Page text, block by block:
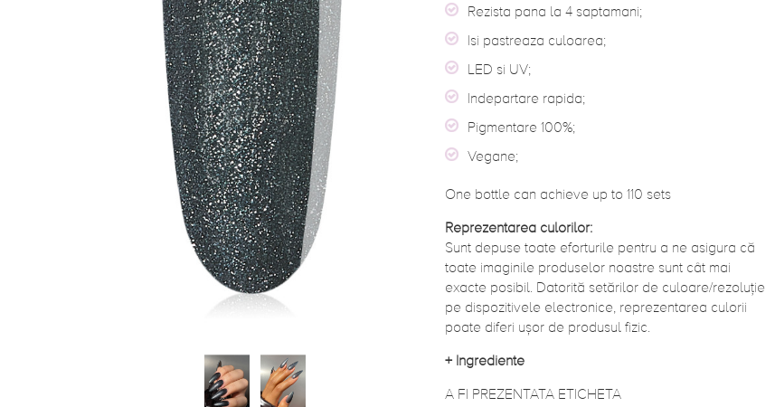
Rezista pana la 4 saptamani;
Isi pastreaza culoarea;
LED si UV;
Indepartare rapida;
Pigmentare 100%;
Vegane;
One bottle can achieve up to 110 sets
Reprezentarea culorilor:
Sunt depuse toate eforturile pentru a ne asigura că
toate imaginile produselor noastre sunt cât mai
exacte posibil. Datorită setărilor de culoare/rezoluție
pe dispozitivele electronice, reprezentarea culorii
poate diferi ușor de produsul fizic.
+ Ingrediente
A FI PREZENTATA ETICHETA